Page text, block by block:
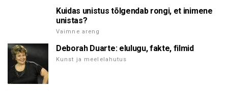
Kuidas unistus tõlgendab rongi, et inimene
unistas?
Vaimne areng
Deborah Duarte: elulugu, fakte, filmid
Kunst ja meelelahutus